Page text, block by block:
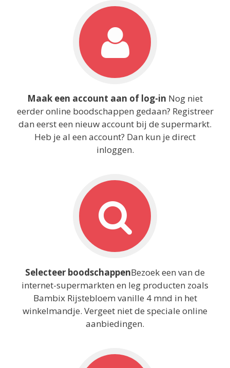
Maak een account aan of log-in Nog niet
eerder online boodschappen gedaan? Registreer
dan eerst een nieuw account bij de supermarkt.
Heb je al een account? Dan kun je direct
inloggen.
Selecteer boodschappenBezoek een van de
internet-supermarkten en leg producten zoals
Bambix Rijstebloem vanille 4 mnd in het
winkelmandje. Vergeet niet de speciale online
aanbiedingen.